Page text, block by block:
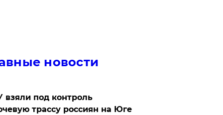
новости
взяли под контроль
трассу россиян на Юге